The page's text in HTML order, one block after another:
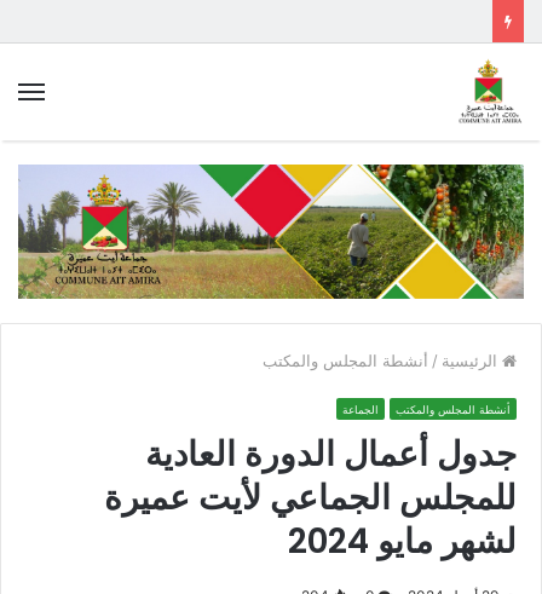
الرئيسية / أنشطة المجلس والمكتب
أنشطة المجلس والمكتب الجماعة
جدول أعمال الدورة العادية
للمجلس الجماعي لأيت عميرة
لشهر مايو 2024